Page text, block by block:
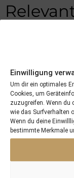
Einwilligung
Um dir ein optimales
Cookies, um
zuzugreifen. Wenn du
wie das Surfverhalten
Wenn du deine
bestimmte Merkmale